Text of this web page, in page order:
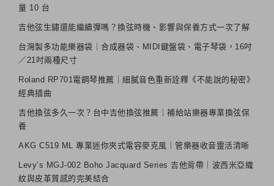
量 10 台
吉他弦生鏽還能繼續彈嗎？換弦時機、影響與保養方式一次了解
台灣製多功能樂器袋｜合成器袋、MIDI鍵盤袋、電子琴袋，16吋
／21吋兩種尺寸
Roland RP701電鋼琴推薦｜細膩音色重新詮釋《不能說的秘密》
經典插曲
吉他換弦多久一次？台中吉他換弦推薦｜補給站樂器專業換弦保
養
AKG C519 ML 專業迷你夾式電容麥克風｜管樂器收音靈活清晰
Levy’s MGJ-002 Boho Jacquard Series 吉他背帶｜波西米亞織
紋與皮革質感的完美結合